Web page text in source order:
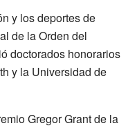
y los deportes de
de la Orden del
doctorados honorarios
y la Universidad de
Gregor Grant de la